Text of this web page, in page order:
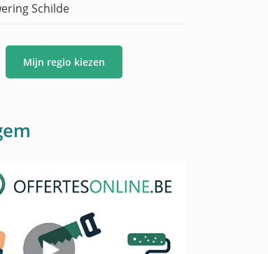
Schilde
Mijn regio kiezen